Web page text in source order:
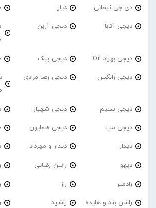
دی جی نیمانی دیار
دیجی آتابا دیجی آربن
دیجی بهزاد O2 دیجی بیک
دیجی رانکس دیجی رضا مرادی
دیجی سلیم دیجی شهباز
دیجی مپ دیجی همایون
دیدار دیدار و مهرداد
دیهو رابین رضایی
رادمیر راز
راشن بند و هایده راشید